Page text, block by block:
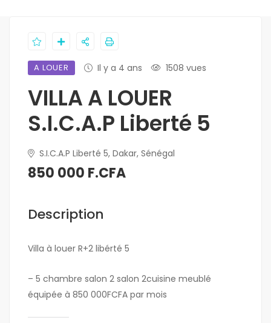
A LOUER Il y a 4 ans 1508 vues
VILLA A LOUER
S.I.C.A.P Liberté 5
S.I.C.A.P Liberté 5, Dakar, Sénégal
850 000 F.CFA
Description
Villa à louer R+2 libérté 5
– 5 chambre salon 2 salon 2cuisine meublé
équipée à 850 000FCFA par mois